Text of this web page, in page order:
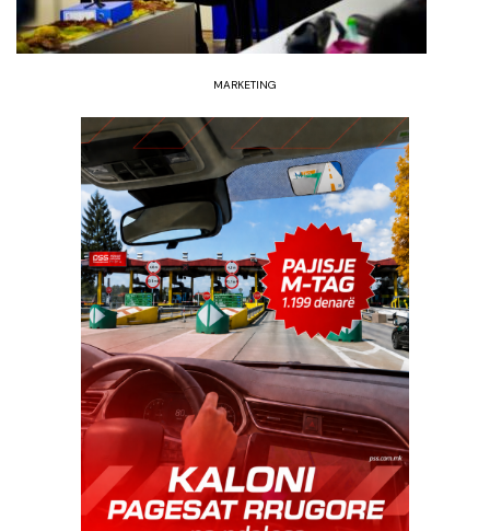
MARKETING